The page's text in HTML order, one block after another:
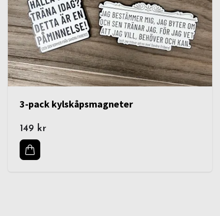
3-pack kylskåpsmagneter
149 kr